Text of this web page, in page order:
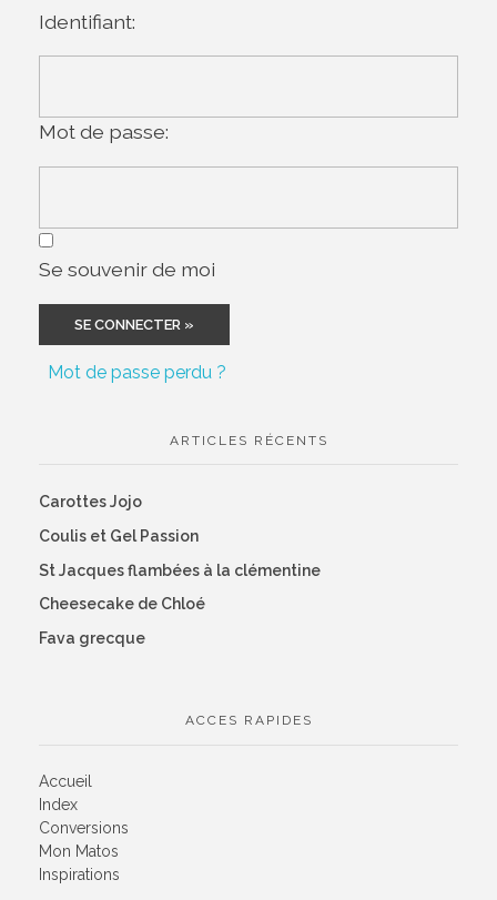
Identifiant:
Mot de passe:
Se souvenir de moi
Mot de passe perdu ?
ARTICLES RÉCENTS
Carottes Jojo
Coulis et Gel Passion
St Jacques flambées à la clémentine
Cheesecake de Chloé
Fava grecque
ACCES RAPIDES
Accueil
Index
Conversions
Mon Matos
Inspirations